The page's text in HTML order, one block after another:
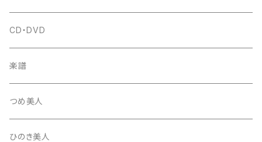
柱入
平柱入
三角柱入
琴台
13絃用琴台（低）
13絃用琴台（高）
桐柱箱
消音フェルト
長唄駒
爪駒入
撥入
一丁撥入
三角撥入（ファスナー式）
撥
長唄・民謡撥
撥さや
チューナー・メトロノーム
CD・DVD
楽譜
つめ美人
ひのき美人